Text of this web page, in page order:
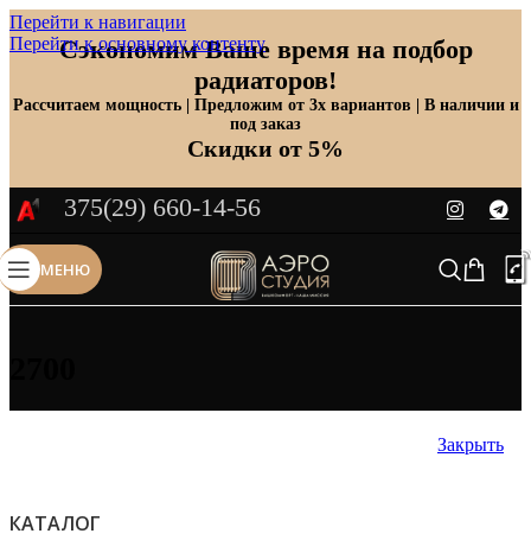
Перейти к навигации
Перейти к основному контенту
Сэкономим Ваше время на подбор
радиаторов!
Рассчитаем мощность | Предложим от 3х вариантов | В наличии и
под заказ
Скидки от 5%
375(29) 660-14-56
МЕНЮ
Закрыть
КАТАЛОГ